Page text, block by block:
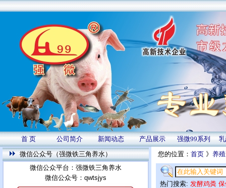
首 页 公司简介 新闻动态 产品展示 强微99系列
微信公众号（强微铁三角养水）
微信公众平台：强微铁三角养水
微信公众号：qwtsjys
您的位置： 首页 》 养
热门搜索: 发酵鸡粪